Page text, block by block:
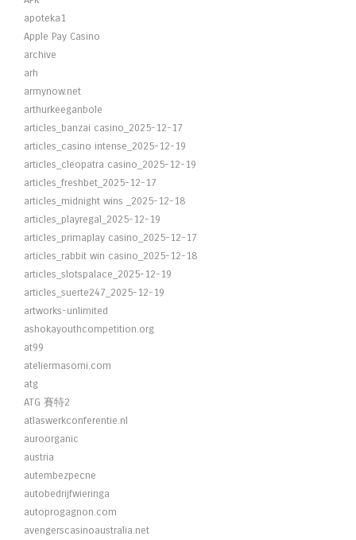
apoteka1
Apple Pay Casino
archive
arh
armynow.net
arthurkeeganbole
articles_banzai casino_2025-12-17
articles_casino intense_2025-12-19
articles_cleopatra casino_2025-12-19
articles_freshbet_2025-12-17
articles_midnight wins _2025-12-18
articles_playregal_2025-12-19
articles_primaplay casino_2025-12-17
articles_rabbit win casino_2025-12-18
articles_slotspalace_2025-12-19
articles_suerte247_2025-12-19
artworks-unlimited
ashokayouthcompetition.org
at99
ateliermasomi.com
atg
ATG 賽特2
atlaswerkconferentie.nl
auroorganic
austria
autembezpecne
autobedrijfwieringa
autoprogagnon.com
avengerscasinoaustralia.net